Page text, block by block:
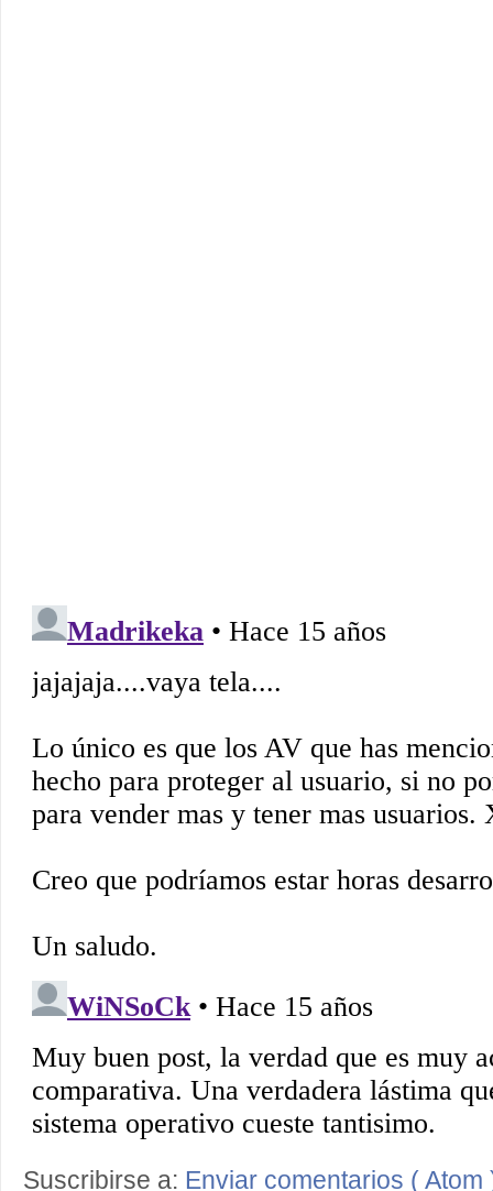
Suscribirse a: Enviar comentarios ( Atom